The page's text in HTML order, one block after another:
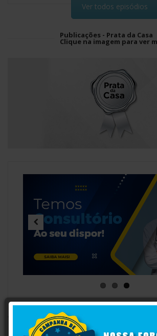
Ver todos episódios
Publicações - Prata da Casa
Clique na imagem para ver
POSTAGENS RECENTES